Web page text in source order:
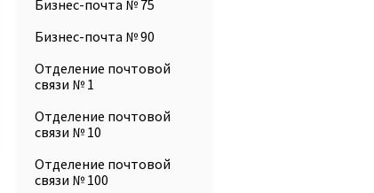
Бизнес-почта № 75
Бизнес-почта № 90
Отделение почтовой
связи № 1
Отделение почтовой
связи № 10
Отделение почтовой
связи № 100